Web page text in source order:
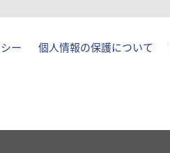
ー 個人情報の保護について